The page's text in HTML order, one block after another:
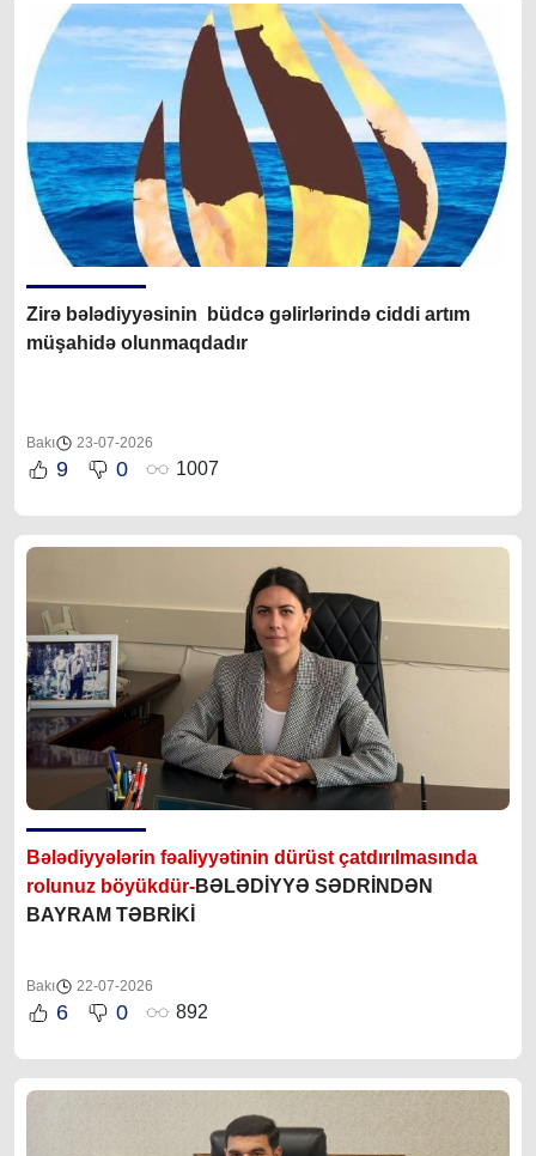
Zirə bələdiyyəsinin büdcə gəlirlərində ciddi artım
müşahidə olunmaqdadır
Bakı 23-07-2026
9 0 1007
Bələdiyyələrin fəaliyyətinin dürüst çatdırılmasında
rolunuz böyükdür-BƏLƏDİYYƏ SƏDRİNDƏN
BAYRAM TƏBRİKİ
Bakı 22-07-2026
6 0 892